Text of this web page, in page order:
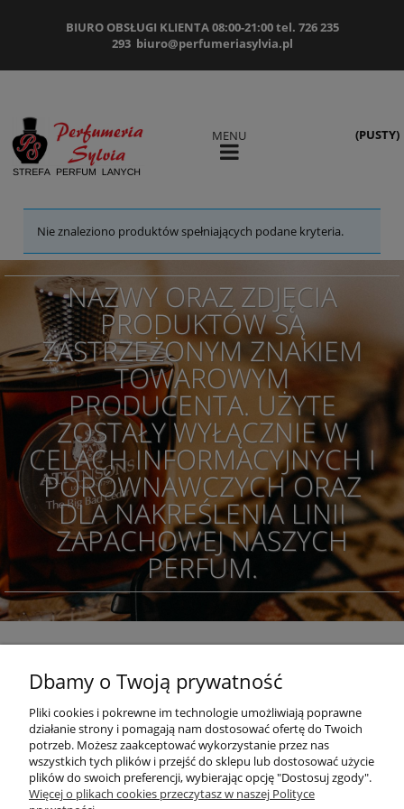
BIURO OBSŁUGI KLIENTA 08:00-21:00 tel. 726 235
293 biuro@perfumeriasylvia.pl
(PUSTY)
MENU
Nie znaleziono produktów spełniających podane kryteria.
NAZWY ORAZ ZDJĘCIA
PRODUKTÓW SĄ
ZASTRZEŻONYM ZNAKIEM
TOWAROWYM
PRODUCENTA. UŻYTE
ZOSTAŁY WYŁĄCZNIE W
CELACH INFORMACYJNYCH I
PORÓWNAWCZYCH ORAZ
DLA NAKREŚLENIA LINII
ZAPACHOWEJ NASZYCH
PERFUM.
POMOC
KONKURSY
Dbamy o Twoją prywatność
Pliki cookies i pokrewne im technologie umożliwiają poprawne
działanie strony i pomagają nam dostosować ofertę do Twoich
potrzeb. Możesz zaakceptować wykorzystanie przez nas
wszystkich tych plików i przejść do sklepu lub dostosować użycie
plików do swoich preferencji, wybierając opcję "Dostosuj zgody".
Więcej o plikach cookies przeczytasz w naszej Polityce